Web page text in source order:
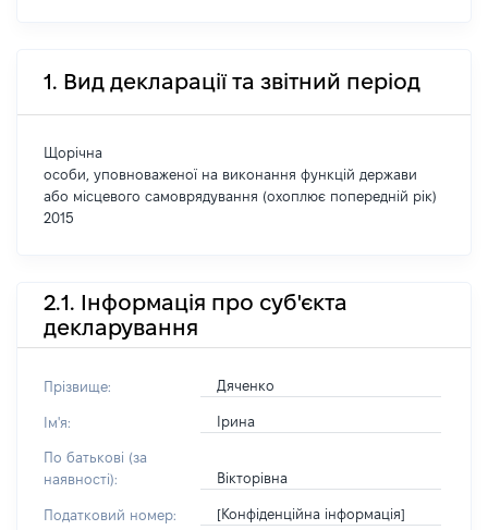
1. Вид декларації та звітний період
Щорічна
особи, уповноваженої на виконання функцій держави
або місцевого самоврядування (охоплює попередній рік)
2015
2.1. Інформація про суб'єкта
декларування
Прізвище: Дяченко
Ім'я: Ірина
По батькові (за
наявності):
Вікторівна
Податковий номер: [Конфіденційна інформація]